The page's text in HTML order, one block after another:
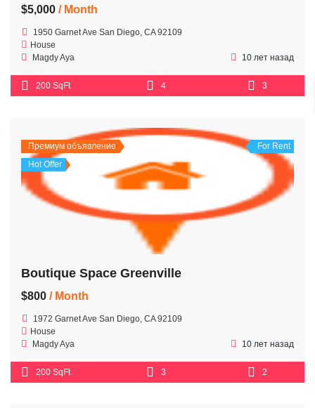
$5,000 / Month
1950 Garnet Ave San Diego, CA 92109
House
Magdy Aya
10 лет назад
200 SqFt 4 3
Премиум объявление
Hot Offer
For Rent
Boutique Space Greenville
$800 / Month
1972 Garnet Ave San Diego, CA 92109
House
Magdy Aya
10 лет назад
200 SqFt 3 2